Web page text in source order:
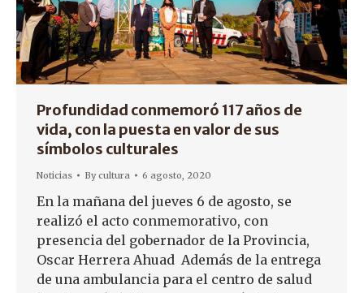
Profundidad conmemoró 117 años de
vida, con la puesta en valor de sus
símbolos culturales
Noticias Bycultura 6 agosto, 2020
En la mañana del jueves 6 de agosto, se
realizó el acto conmemorativo, con
presencia del gobernador de la Provincia,
Oscar Herrera Ahuad Además de la entrega
de una ambulancia para el centro de salud